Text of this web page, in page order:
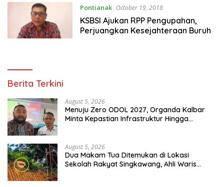
Pontianak October 19, 2018
KSBSI Ajukan RPP Pengupahan,
Perjuangkan Kesejahteraan Buruh
Berita Terkini
August 5, 2026
Menuju Zero ODOL 2027, Organda Kalbar
Minta Kepastian Infrastruktur Hingga
August 5, 2026
Dua Makam Tua Ditemukan di Lokasi
Sekolah Rakyat Singkawang, Ahli Waris